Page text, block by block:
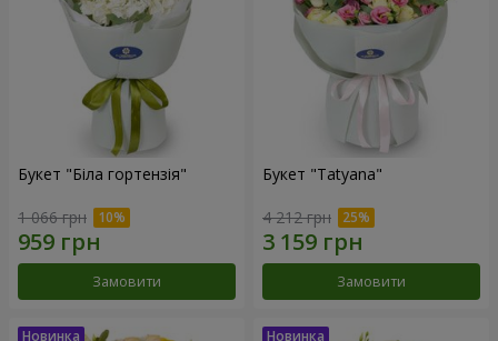
Букет "Біла гортензія"
1 066 грн
Замовити
Букет "Tatyana"
4 212 грн
Замовити